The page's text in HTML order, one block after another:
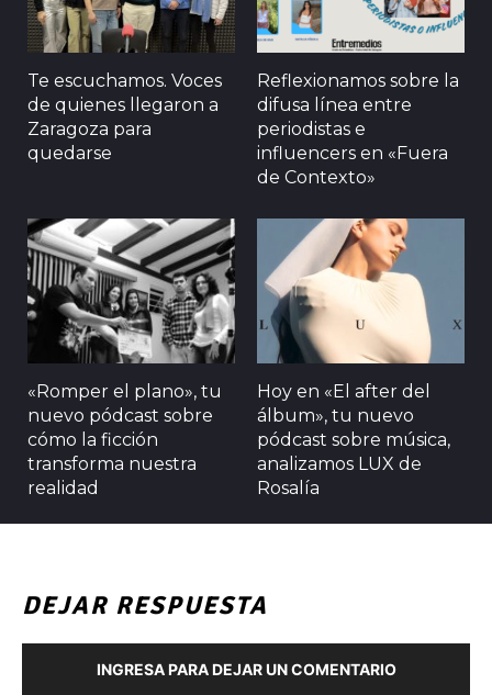
Te escuchamos. Voces
de quienes llegaron a
Zaragoza para
quedarse
Reflexionamos sobre la
difusa línea entre
periodistas e
influencers en «Fuera
de Contexto»
«Romper el plano», tu
nuevo pódcast sobre
cómo la ficción
transforma nuestra
realidad
Hoy en «El after del
álbum», tu nuevo
pódcast sobre música,
analizamos LUX de
Rosalía
DEJAR RESPUESTA
INGRESA PARA DEJAR UN COMENTARIO